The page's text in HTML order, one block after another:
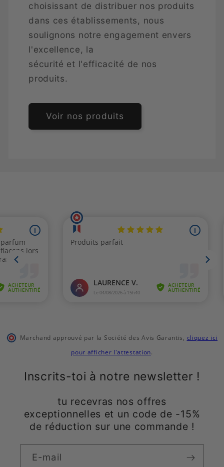
choisissant de distribuer nos produits
dans ces établissements, nous
soulignons notre engagement envers
l'excellence, la
sécurité et l'efficacité de nos
produits.
Voir nos produits
Marchand approuvé par la Société des Avis Garantis, cliquez ici
pour afficher l'attestation.
Inscrits-toi à notre newsletter !
tu recevras nos offres
exceptionnelles et un code de -15%
de réduction sur une commande !
E-mail